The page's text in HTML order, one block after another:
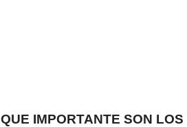
QUE IMPORTANTE SON LOS